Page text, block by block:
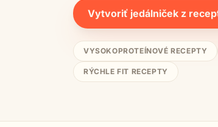
Vytvoriť jedálniček z
VYSOKOPROTEÍNOVÉ RECEPTY
RÝCHLE FIT RECEPTY